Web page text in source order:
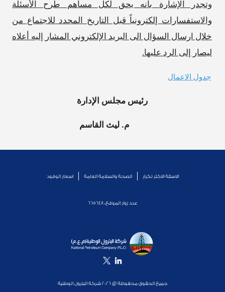
وتجدر الإشارة بأنه يحق لكل مساهم طرح الأسئلة
والاستفسارات إلكترونياً قبل التاريخ المحدد للاجتماع من
خلال ارسال السؤال الى البريد الإلكتروني المشار إليه أعلاه
ليصار إلى الرد عليها.
جدول الاعمال
رئيس مجلس الإدارة
م. ليث القاسم
عدد زوار الموقع:665648
اسعار الوقود الصحة والسلامة العامة الاسئلة الاكثر تكرار
جميع الحقوق محفوظة @ 2026 شركة البترول الوطنية